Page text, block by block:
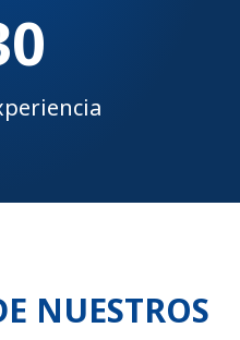
NUESTROS